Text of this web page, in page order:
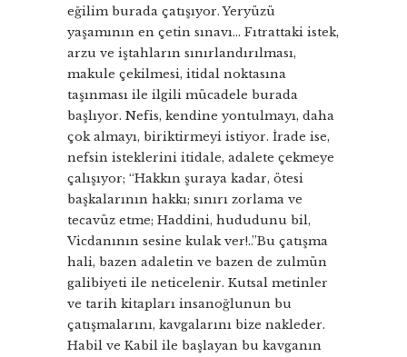
eğilim burada çatışıyor. Yeryüzü
yaşamının en çetin sınavı… Fıtrattaki istek,
arzu ve iştahların sınırlandırılması,
makule çekilmesi, itidal noktasına
taşınması ile ilgili mücadele burada
başlıyor. Nefis, kendine yontulmayı, daha
çok almayı, biriktirmeyi istiyor. İrade ise,
nefsin isteklerini itidale, adalete çekmeye
çalışıyor; “Hakkın şuraya kadar, ötesi
başkalarının hakkı; sınırı zorlama ve
tecavüz etme; Haddini, hududunu bil,
Vicdanının sesine kulak ver!..”Bu çatışma
hali, bazen adaletin ve bazen de zulmün
galibiyeti ile neticelenir. Kutsal metinler
ve tarih kitapları insanoğlunun bu
çatışmalarını, kavgalarını bize nakleder.
Habil ve Kabil ile başlayan bu kavganın